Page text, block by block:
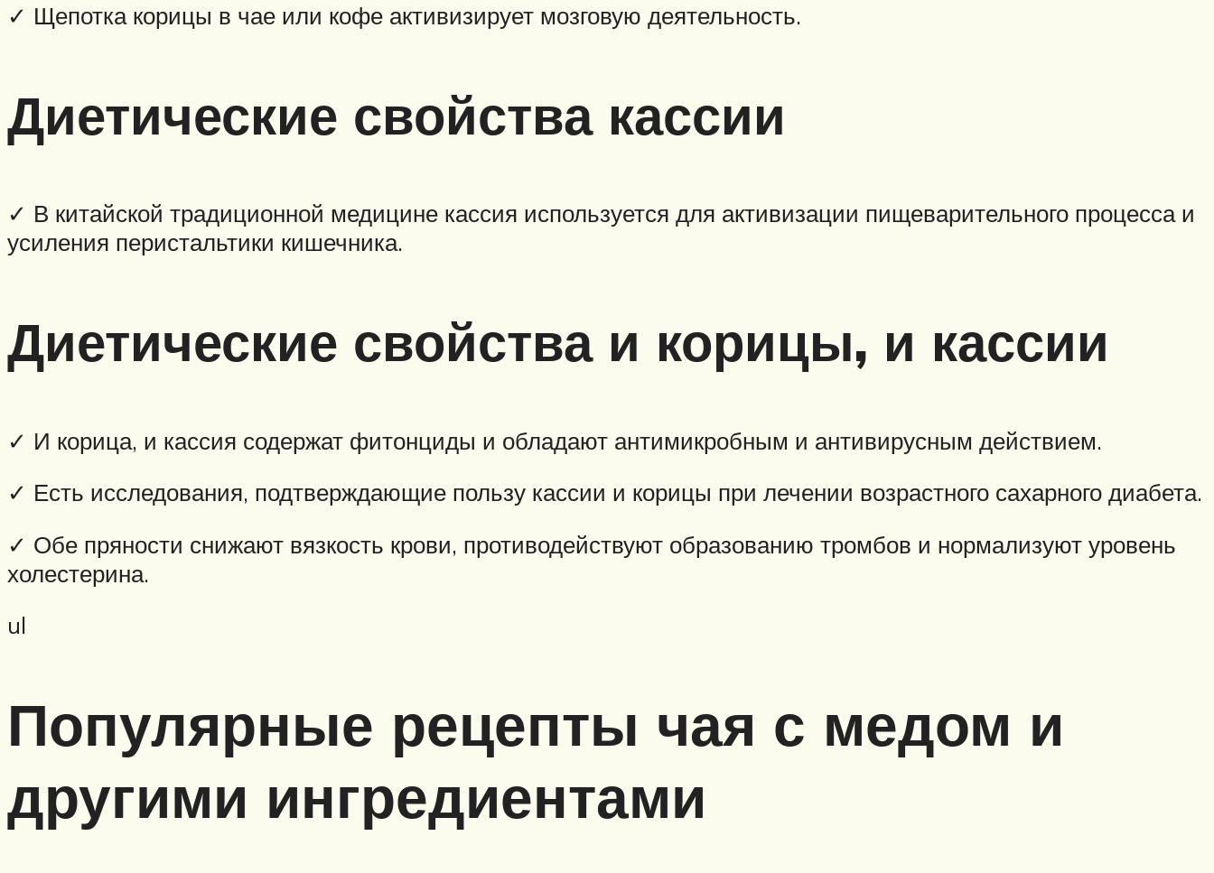
✓ Щепотка корицы в чае или кофе активизирует мозговую деятельность.
Диетические свойства кассии
✓ В китайской традиционной медицине кассия используется для активизации пищеварительного процесса и
усиления перистальтики кишечника.
Диетические свойства и корицы, и кассии
✓ И корица, и кассия содержат фитонциды и обладают антимикробным и антивирусным действием.
✓ Есть исследования, подтверждающие пользу кассии и корицы при лечении возрастного сахарного диабета.
✓ Обе пряности снижают вязкость крови, противодействуют образованию тромбов и нормализуют уровень
холестерина.
ul
Популярные рецепты чая с медом и
другими ингредиентами